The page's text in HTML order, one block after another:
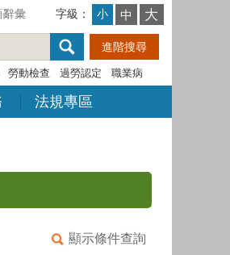
辭彙 字級： 小 中 大
勞動檢查 過勞認定 職業病
法規專區
顯示條件查詢